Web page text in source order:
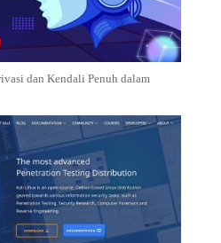
dan Kendali Penuh dalam